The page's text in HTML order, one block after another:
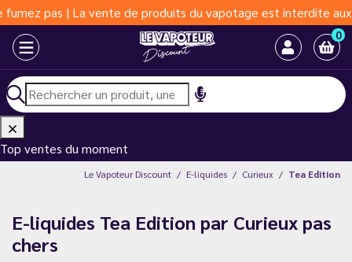
pas | La vente de produits du vapotage est interdite aux
0
Top ventes du moment
Le Vapoteur Discount E-liquides Curieux Tea Edition
E-liquides Tea Edition par Curieux pas
chers